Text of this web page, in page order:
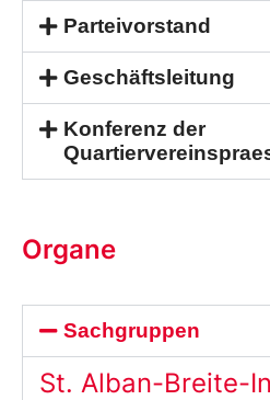
Parteivorstand
Geschäftsleitung
Konferenz der
Organe
Sachgruppen
St. Alban-Breite-